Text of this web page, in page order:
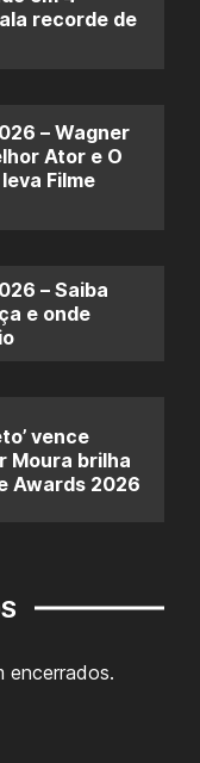
recorde de
– Wagner
Ator e O
Filme
– Saiba
e onde
vence
Moura brilha
Awards 2026
encerrados.